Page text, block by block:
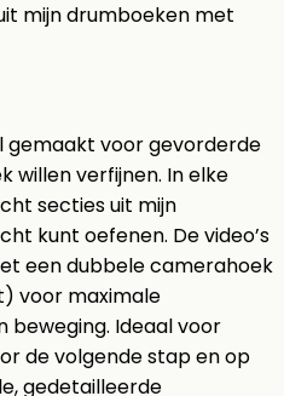
mijn drumboeken met
gemaakt voor gevorderde
willen verfijnen. In elke
secties uit mijn
kunt oefenen. De video’s
een dubbele camerahoek
voor maximale
beweging. Ideaal voor
de volgende stap en op
gedetailleerde